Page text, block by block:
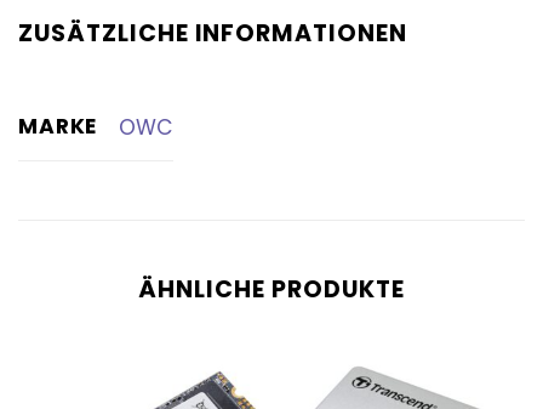
ZUSÄTZLICHE INFORMATIONEN
MARKE OWC
ÄHNLICHE PRODUKTE